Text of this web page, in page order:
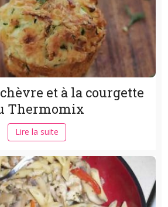
et à la courgette
Thermomix
Lire la suite